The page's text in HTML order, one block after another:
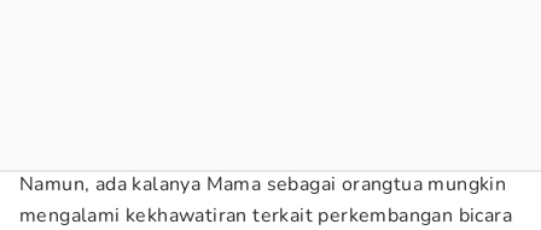
Namun, ada kalanya Mama sebagai orangtua mungkin
mengalami kekhawatiran terkait perkembangan bicara